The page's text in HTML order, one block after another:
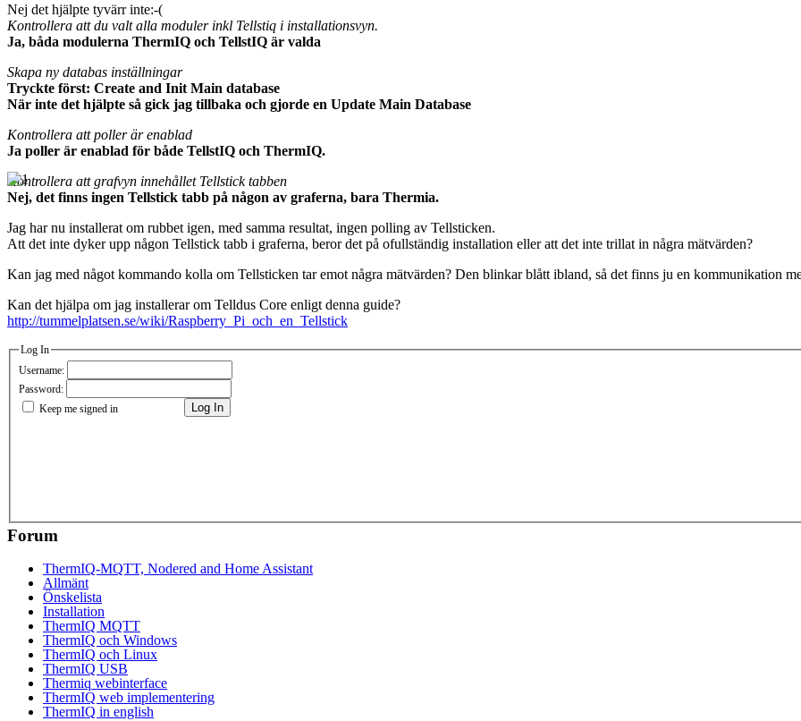
Nej det hjälpte tyvärr inte:-(
Kontrollera att du valt alla moduler inkl Tellstiq i installationsvyn.
Ja, båda modulerna ThermIQ och TellstIQ är valda
Skapa ny databas inställningar
Tryckte först: Create and Init Main database
När inte det hjälpte så gick jag tillbaka och gjorde en Update Main Database
Kontrollera att poller är enablad
Ja poller är enablad för både TellstIQ och ThermIQ.
Kontrollera att grafvyn innehållet Tellstick tabben
Nej, det finns ingen Tellstick tabb på någon av graferna, bara Thermia.
Jag har nu installerat om rubbet igen, med samma resultat, ingen polling av Tellsticken.
Att det inte dyker upp någon Tellstick tabb i graferna, beror det på ofullständig installation eller att det inte trillat in några mätvärden?
Kan jag med något kommando kolla om Tellsticken tar emot några mätvärden? Den blinkar blått ibland, så det finns ju en kommunikation
Kan det hjälpa om jag installerar om Telldus Core enligt denna guide?
http://tummelplatsen.se/wiki/Raspberry_Pi_och_en_Tellstick
Log In
Username:
Password:
Keep me signed in
Log In
Forum
ThermIQ-MQTT, Nodered and Home Assistant
Allmänt
Önskelista
Installation
ThermIQ MQTT
ThermIQ och Windows
ThermIQ och Linux
ThermIQ USB
Thermiq webinterface
ThermIQ web implementering
ThermIQ in english